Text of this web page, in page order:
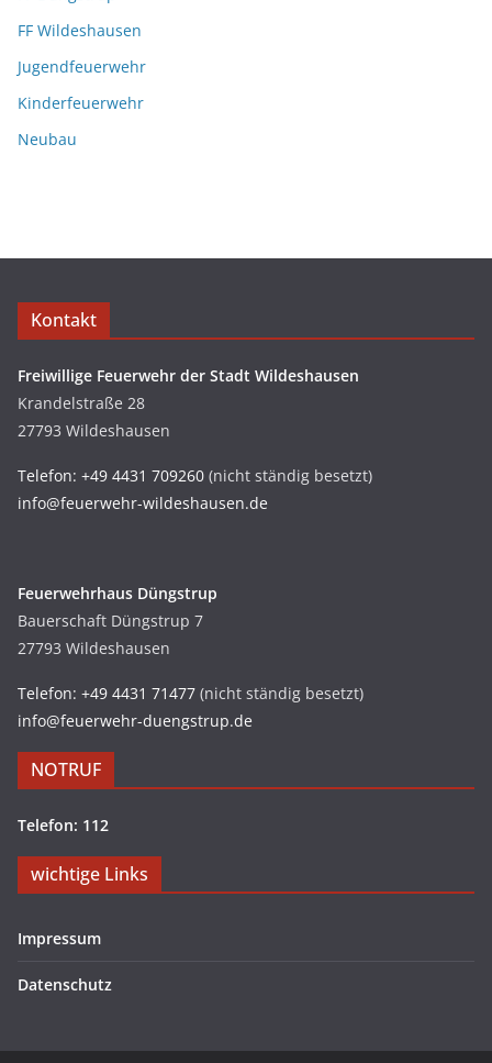
FF Wildeshausen
Jugendfeuerwehr
Kinderfeuerwehr
Neubau
Kontakt
Freiwillige Feuerwehr der Stadt Wildeshausen
Krandelstraße 28
27793 Wildeshausen
Telefon: +49 4431 709260 (nicht ständig besetzt)
info@feuerwehr-wildeshausen.de
Feuerwehrhaus Düngstrup
Bauerschaft Düngstrup 7
27793 Wildeshausen
Telefon: +49 4431 71477 (nicht ständig besetzt)
info@feuerwehr-duengstrup.de
NOTRUF
Telefon: 112
wichtige Links
Impressum
Datenschutz